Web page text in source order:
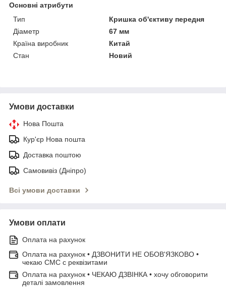
Основні атрибути
Тип
Кришка об'єктиву передня
Діаметр
67 мм
Країна виробник
Китай
Стан
Новий
Умови доставки
Нова Пошта
Кур'єр Нова пошта
Доставка поштою
Самовивіз (Дніпро)
Всі умови доставки
Умови оплати
Оплата на рахунок
Оплата на рахунок • ДЗВОНИТИ НЕ ОБОВ'ЯЗКОВО •
чекаю СМС с реквізитами
Оплата на рахунок • ЧЕКАЮ ДЗВІНКА • хочу обговорити
деталі замовлення